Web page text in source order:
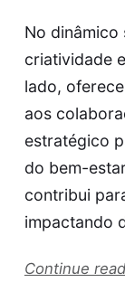
No dinâmico
criatividade
lado,
aos
estratégico
do bem-
contribui
impactando
Continue